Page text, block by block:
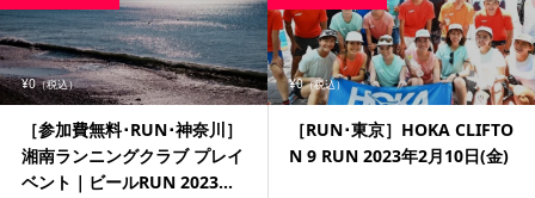
¥0（税込）
［参加費無料･RUN･神奈川］
湘南ランニングクラブ プレイ
ベント｜ビールRUN 2023...
¥0（税込）
［RUN･東京］HOKA CLIFTO
N 9 RUN 2023年2月10日(金)